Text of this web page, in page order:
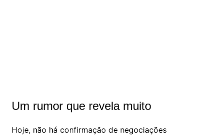
Um rumor que revela muito
Hoje, não há confirmação de negociações